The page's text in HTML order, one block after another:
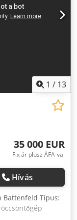
1 / 13
35 000 EUR
Fix ár plusz ÁFA-val
Hívás
Battenfeld Típus: